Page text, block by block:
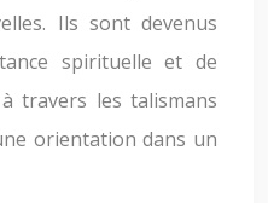
Ils sont devenus
spirituelle et de
travers les talismans
orientation dans un